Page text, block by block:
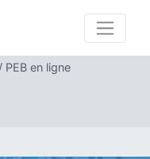
PEB en ligne
BOUZET